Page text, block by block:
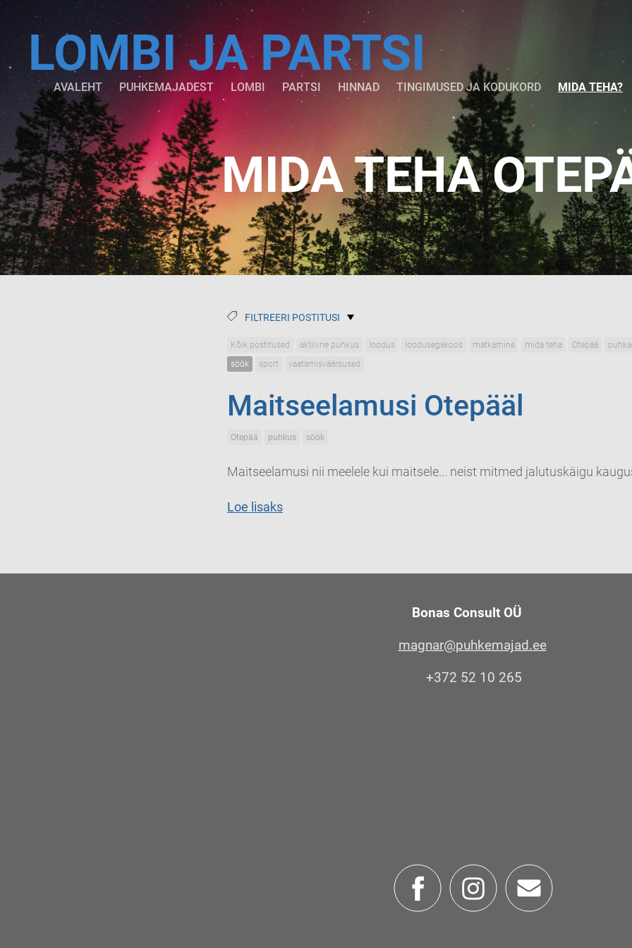
LOMBI JA PARTSI
AVALEHT PUHKEMAJADEST LOMBI PARTSI HINNAD TINGIMUSED JA KODUKORD MIDA TEHA?
MIDA TEHA
FILTREERI POSTITUSI
Kõik postitused aktiivne puhkus loodus loodusegakoos matkamine mida teha Otepää
söök
sport vaatamisväärsused
Maitseelamusi Otepääl
Otepää puhkus söök
Maitseelamusi nii meelele kui maitsele... neist mitmed jalutuskäigu
Loe lisaks
Bonas Consult OÜ
magnar@puhkemajad.ee
+372 52 10 265